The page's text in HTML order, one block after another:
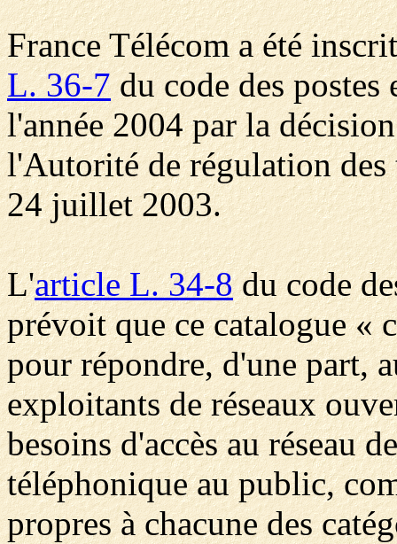
France Télécom a été
L. 36-7du code des
l'année 2004 par la
l'Autorité de régulation des
24 juillet 2003.
L'article L. 34-8du code
prévoit que ce catalogue «
pour répondre, d'une part,
exploitants de réseaux
besoins d'accès au réseau
téléphonique au public,
propres à chacune des